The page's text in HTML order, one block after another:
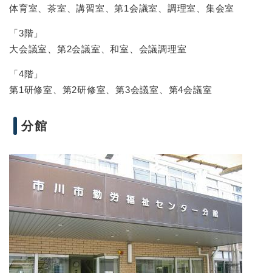
体育室、茶室、講習室、第1会議室、調理室、集会室
「3階」
大会議室、第2会議室、和室、会議調理室
「4階」
第1研修室、第2研修室、第3会議室、第4会議室
分館